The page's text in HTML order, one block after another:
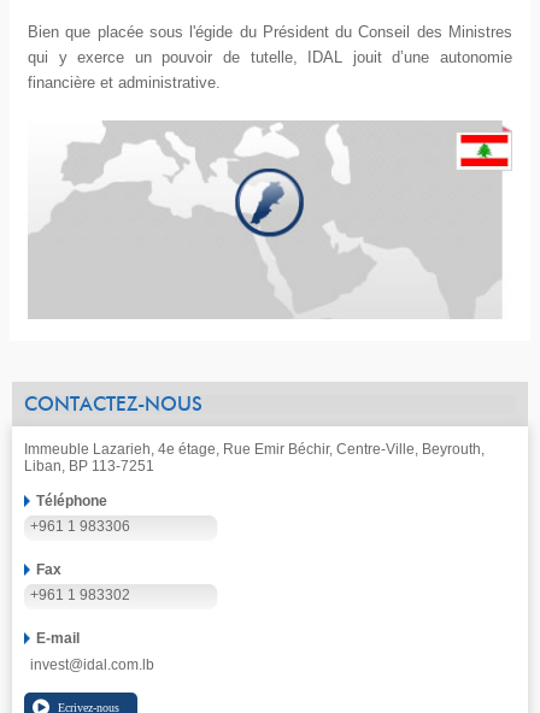
Bien que placée sous l'égide du Président du Conseil des Ministres
qui y exerce un pouvoir de tutelle, IDAL jouit d’une autonomie
financière et administrative.
CONTACTEZ-NOUS
Immeuble Lazarieh, 4e étage, Rue Emir Béchir, Centre-Ville, Beyrouth,
Liban, BP 113-7251
Téléphone
+961 1 983306
Fax
+961 1 983302
E-mail
invest@idal.com.lb